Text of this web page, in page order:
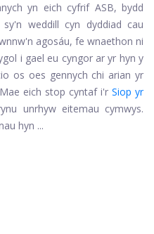
yn eich cyfrif ASB, bydd
weddill cyn dyddiad cau
agosáu, fe wnaethon ni
i gael eu cyngor ar yr hyn y
os oes gennych chi arian yr
eich stop cyntaf i'r Siop yr
unrhyw eitemau cymwys.
hyn ...